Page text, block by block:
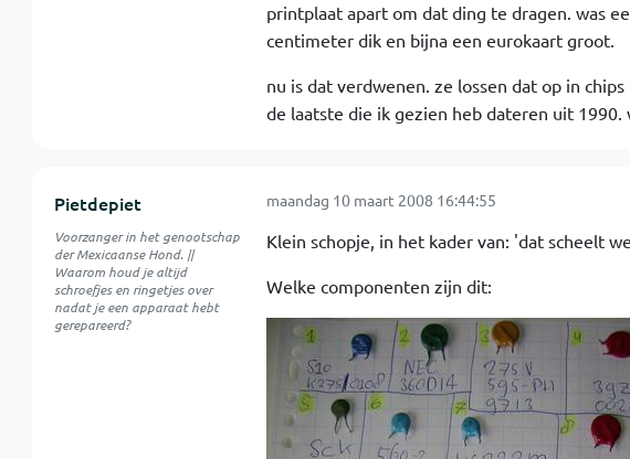
printplaat apart om dat ding te dragen. was
centimeter dik en bijna een eurokaart groot.
nu is dat verdwenen. ze lossen dat op in
de laatste die ik gezien heb dateren uit 1990.
Pietdepiet
Voorzanger in het genootschap
der Mexicaanse Hond. ||
Waarom houd je altijd
schroefjes en ringetjes over
nadat je een apparaat hebt
gerepareerd?
maandag 10 maart 2008 16:44:55
Klein schopje, in het kader van: 'dat scheelt
Welke componenten zijn dit: